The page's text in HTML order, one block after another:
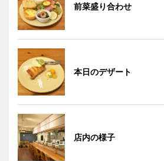
前菜盛り合わせ
本日のデザート
店内の様子